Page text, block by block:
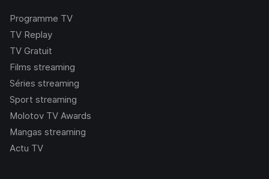
Programme TV
TV Replay
TV Gratuit
Films streaming
Séries streaming
Sport streaming
Molotov TV Awards
Mangas streaming
Actu TV